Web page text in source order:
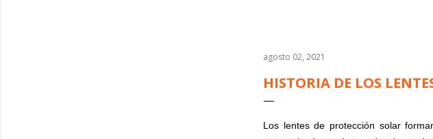
agosto 02, 2021
HISTORIA DE LOS
Los lentes de protección solar